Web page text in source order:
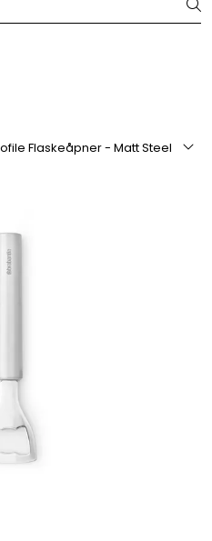
forhandlerportal
Flaskeåpner - Matt Steel